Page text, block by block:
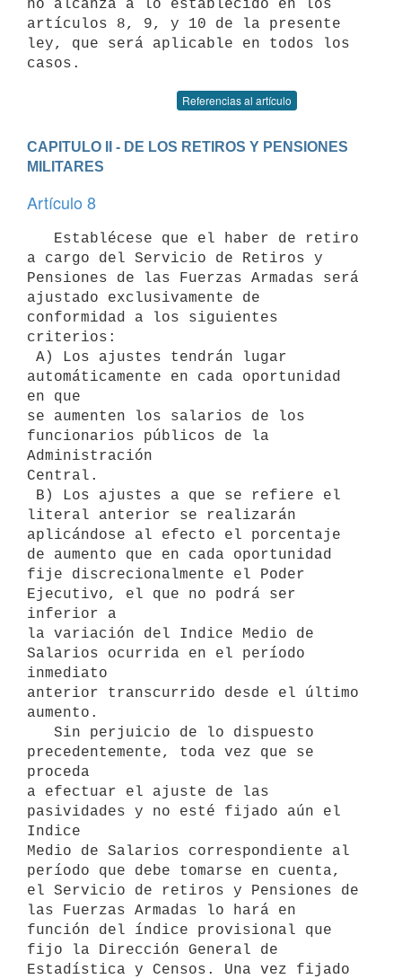
no alcanza a lo establecido en los
artículos 8, 9, y 10 de la presente
ley, que será aplicable en todos los
Referencias al artículo
CAPITULO II - DE LOS RETIROS Y PENSIONES
MILITARES
Artículo 8
a cargo del Servicio de Retiros y
Pensiones de las Fuerzas Armadas será
ajustado exclusivamente de
conformidad a los siguientes
criterios:
automáticamente en cada oportunidad
en que
se aumenten los salarios de los
funcionarios públicos de la
Administración
Central.
literal anterior se realizarán
aplicándose al efecto el porcentaje
de aumento que en cada oportunidad
fije discrecionalmente el Poder
Ejecutivo, el que no podrá ser
inferior a
la variación del Indice Medio de
Salarios ocurrida en el período
inmediato
anterior transcurrido desde el último
aumento.
precedentemente, toda vez que se
proceda
a efectuar el ajuste de las
pasividades y no esté fijado aún el
Indice
Medio de Salarios correspondiente al
período que debe tomarse en cuenta,
el Servicio de retiros y Pensiones de
las Fuerzas Armadas lo hará en
función del índice provisional que
fijo la Dirección General de
Estadística y Censos. Una vez fijado